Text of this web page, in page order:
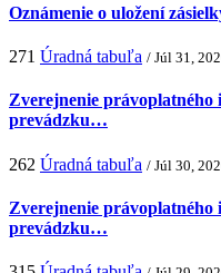
Oznámenie o uložení
271 Úradná tabuľa / Júl 31,
Zverejnenie právoplatného
prevádzku…
262 Úradná tabuľa / Júl 30,
Zverejnenie právoplatného
prevádzku…